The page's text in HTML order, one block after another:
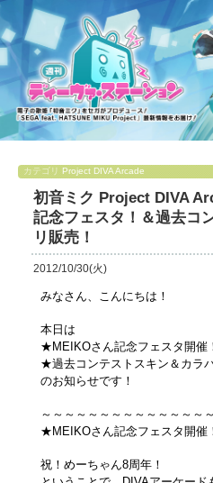
カテゴリ Project DIVA Arcade
初音ミク Project DIVA
記念フェスタ！＆過去コ
リ販売！
2012/10/30(火)
みなさん、こんにちは！
本日は
★MEIKOさん記念フェスタ開催
★過去コンテストスキン＆カラ
のお知らせです！
～～～～～～～～～～～～～～
★MEIKOさん記念フェスタ開催
祝！めーちゃん8周年！